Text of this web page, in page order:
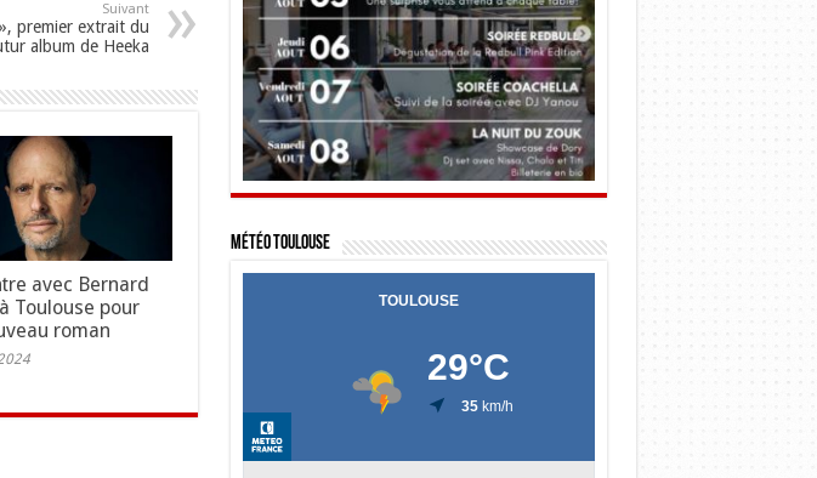
Suivant
premier extrait du
album de Heeka
avec Bernard
Toulouse pour
roman
Météo Toulouse